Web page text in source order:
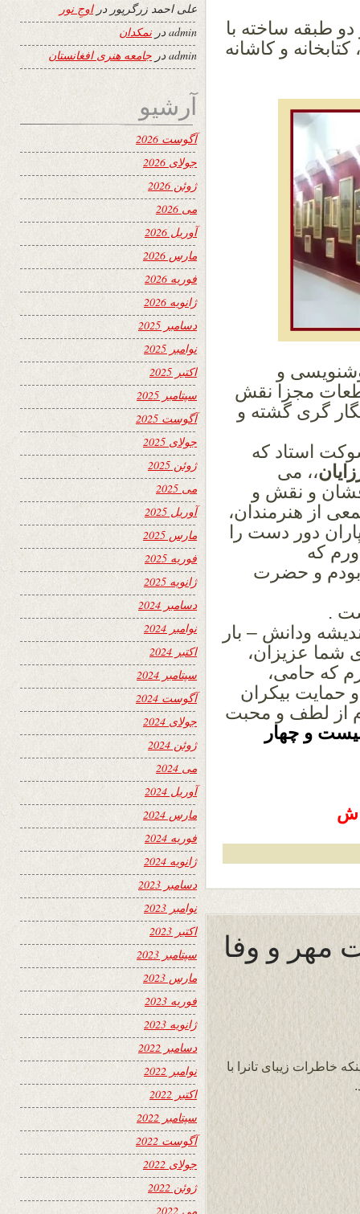
دو طبقه ساخته با
کتابخانه و کاشانه
و
مجزا نقش
گری گشته و
استاد که
،، می
و نقش و
از هنرمندان،
دور دست را
که
و حضرت
.
ودانش – بار
شما عزیزان،
که حامی،
حمایت بیکران
از لطف و محبت
و چهار
مهر و وفا
خاطرات زیبای تانرا با
علی احمد زرگرپور دراوجِ نور
adminدرنمکدان
admin در جامعه هنری افغانستان
آرشیو
آگوست 2026
جولای 2026
ژوئن 2026
می 2026
آوریل 2026
مارس 2026
فوریه 2026
ژانویه 2026
دسامبر 2025
نوامبر 2025
اکتبر 2025
سپتامبر 2025
آگوست 2025
جولای 2025
ژوئن 2025
می 2025
آوریل 2025
مارس 2025
فوریه 2025
ژانویه 2025
دسامبر 2024
نوامبر 2024
اکتبر 2024
سپتامبر 2024
آگوست 2024
جولای 2024
ژوئن 2024
می 2024
آوریل 2024
مارس 2024
فوریه 2024
ژانویه 2024
دسامبر 2023
نوامبر 2023
اکتبر 2023
سپتامبر 2023
مارس 2023
فوریه 2023
ژانویه 2023
دسامبر 2022
نوامبر 2022
اکتبر 2022
سپتامبر 2022
آگوست 2022
جولای 2022
ژوئن 2022
می 2022